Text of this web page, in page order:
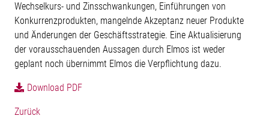
Wechselkurs- und Zinsschwankungen, Einführungen von
Konkurrenzprodukten, mangelnde Akzeptanz neuer Produkte
und Änderungen der Geschäftsstrategie. Eine Aktualisierung
der vorausschauenden Aussagen durch Elmos ist weder
geplant noch übernimmt Elmos die Verpflichtung dazu.
Download PDF
Zurück